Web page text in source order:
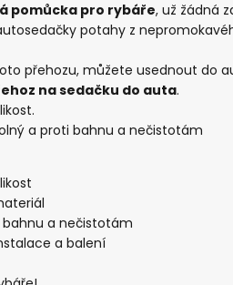
pomůcka pro rybáře, už žádná
potahy z
přehozu, můžete usednout do
na sedačku do auta.
a proti bahnu a nečistotám
a nečistotám
a balení